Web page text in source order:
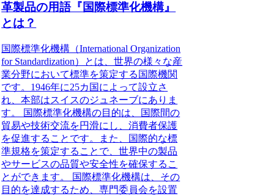
革製品の用語『国際標準化機構』
とは？
国際標準化機構（International Organization
for Standardization）とは、世界の様々な産
業分野において標準を策定する国際機関
です。1946年に25カ国によって設立さ
れ、本部はスイスのジュネーブにありま
す。 国際標準化機構の目的は、国際間の
貿易や技術交流を円滑にし、消費者保護
を促進することです。また、国際的な標
準規格を策定することで、世界中の製品
やサービスの品質や安全性を確保するこ
とができます。 国際標準化機構は、その
目的を達成するため、専門委員会を設置